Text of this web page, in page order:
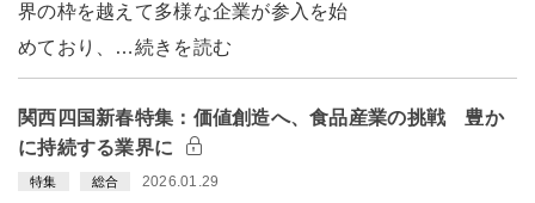
界の枠を越えて多様な企業が参入を始
めており、…続きを読む
関西四国新春特集：価値創造へ、食品産業の挑戦 豊か
に持続する業界に
特集 総合 2026.01.29